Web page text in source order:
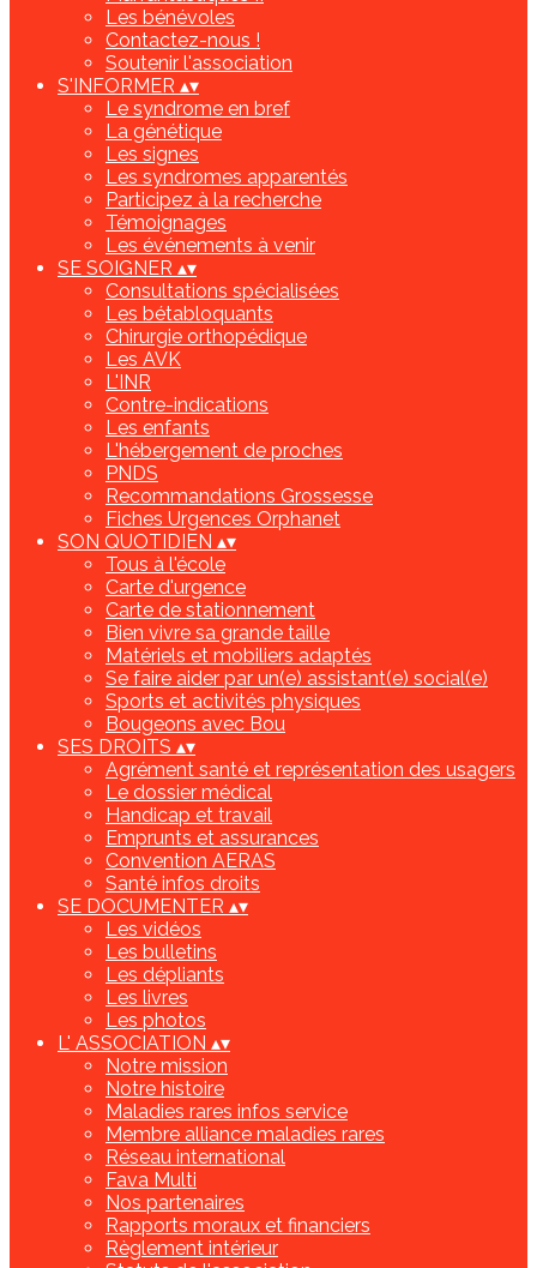
Les bénévoles
Contactez-nous !
Soutenir l'association
S'INFORMER ▴▾
Le syndrome en bref
La génétique
Les signes
Les syndromes apparentés
Participez à la recherche
Témoignages
Les événements à venir
SE SOIGNER ▴▾
Consultations spécialisées
Les bétabloquants
Chirurgie orthopédique
Les AVK
L'INR
Contre-indications
Les enfants
L'hébergement de proches
PNDS
Recommandations Grossesse
Fiches Urgences Orphanet
SON QUOTIDIEN ▴▾
Tous à l'école
Carte d'urgence
Carte de stationnement
Bien vivre sa grande taille
Matériels et mobiliers adaptés
Se faire aider par un(e) assistant(e) social(e)
Sports et activités physiques
Bougeons avec Bou
SES DROITS ▴▾
Agrément santé et représentation des usagers
Le dossier médical
Handicap et travail
Emprunts et assurances
Convention AERAS
Santé infos droits
SE DOCUMENTER ▴▾
Les vidéos
Les bulletins
Les dépliants
Les livres
Les photos
L' ASSOCIATION ▴▾
Notre mission
Notre histoire
Maladies rares infos service
Membre alliance maladies rares
Réseau international
Fava Multi
Nos partenaires
Rapports moraux et financiers
Règlement intérieur